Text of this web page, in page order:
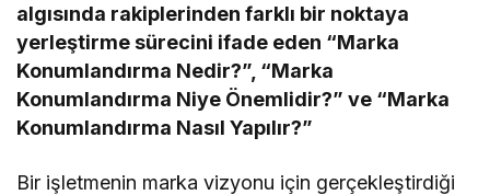
algısında rakiplerinden farklı bir noktaya
yerleştirme sürecini ifade eden “Marka
Konumlandırma Nedir?”, “Marka
Konumlandırma Niye Önemlidir?” ve “Marka
Konumlandırma Nasıl Yapılır?”
Bir işletmenin marka vizyonu için gerçekleştirdiği